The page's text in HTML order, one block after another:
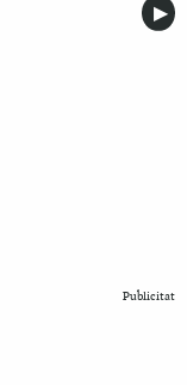
▶︎
Publicitat